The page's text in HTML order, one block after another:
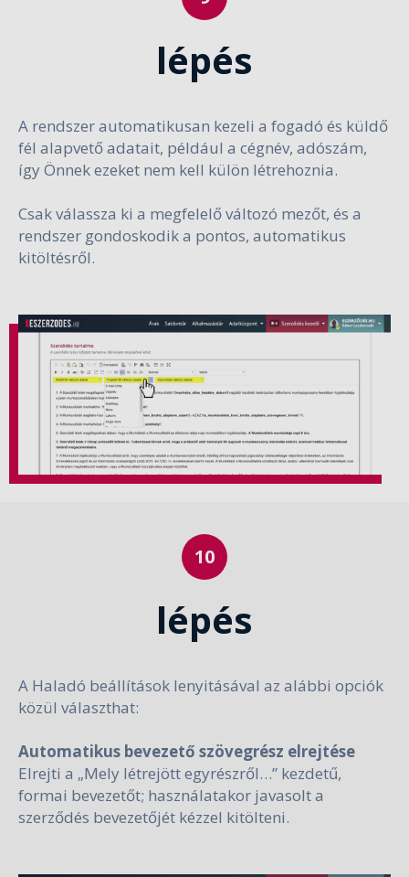
lépés
A rendszer automatikusan kezeli a fogadó és küldő
fél alapvető adatait, például a cégnév, adószám,
így Önnek ezeket nem kell külön létrehoznia.
Csak válassza ki a megfelelő változó mezőt, és a
rendszer gondoskodik a pontos, automatikus
kitöltésről.
lépés
A Haladó beállítások lenyitásával az alábbi opciók
közül választhat:
Automatikus bevezető szövegrész elrejtése
Elrejti a „Mely létrejött egyrészről…” kezdetű,
formai bevezetőt; használatakor javasolt a
szerződés bevezetőjét kézzel kitölteni.